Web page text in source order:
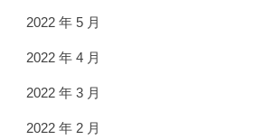
2022 年 5 月
2022 年 4 月
2022 年 3 月
2022 年 2 月